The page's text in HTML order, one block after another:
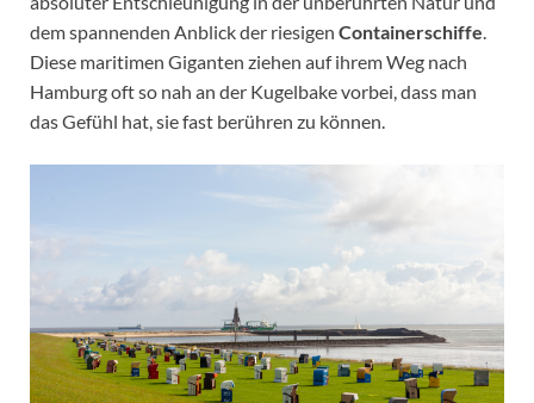
dem spannenden Anblick der riesigen Containerschiffe.
Diese maritimen Giganten ziehen auf ihrem Weg nach
Hamburg oft so nah an der Kugelbake vorbei, dass man
das Gefühl hat, sie fast berühren zu können.